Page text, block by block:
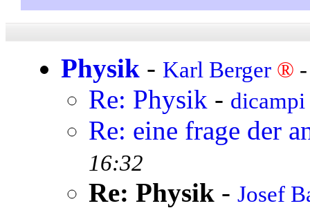
Physik - Karl Berger ®
Re: Physik - dicampi
Re: eine frage der
16:32
Re: Physik - Josef